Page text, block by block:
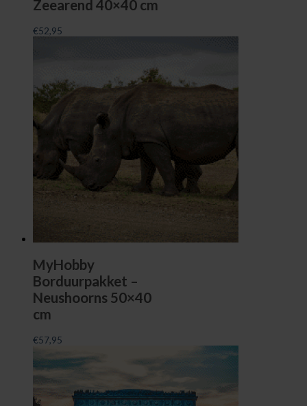
Zeearend 40×40 cm
€52,95
MyHobby
Borduurpakket –
Neushoorns 50×40
cm
€57,95